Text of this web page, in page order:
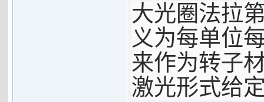
大光圈法拉
义为每单位
来作为转子
激光形式给